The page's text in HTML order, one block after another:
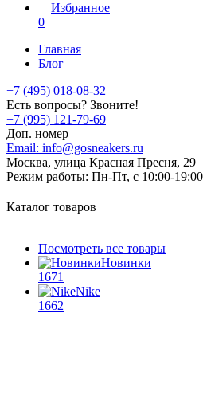
Избранное
0
Главная
Блог
+7 (495) 018-08-32
Есть вопросы? Звоните!
+7 (995) 121-79-69
Доп. номер
Email: info@gosneakers.ru
Москва, улица Красная Пресня, 29
Режим работы: Пн-Пт, с 10:00-19:00
Каталог товаров
Посмотреть все товары
Новинки
1671
Nike
1662